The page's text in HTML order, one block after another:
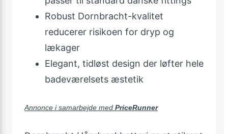
Robust Dornbracht-kvalitet
reducerer risikoen for dryp og
lækager
Elegant, tidløst design der løfter hele
badeværelsets æstetik
Annonce i samarbejde med PriceRunner